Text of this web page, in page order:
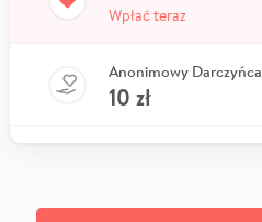
Wpłać teraz
Anonimowy Darczyńca
10 zł